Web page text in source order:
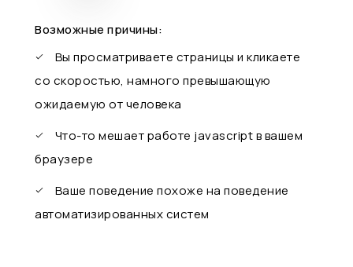
Возможные причины:
Вы просматриваете страницы и кликаете
со скоростью, намного превышающую
ожидаемую от человека
Что-то мешает работе javascript в вашем
браузере
Ваше поведение похоже на поведение
автоматизированных систем